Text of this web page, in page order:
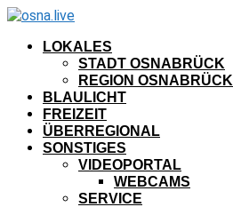
LOKALES
STADT OSNABRÜCK
REGION OSNABRÜCK
BLAULICHT
FREIZEIT
ÜBERREGIONAL
SONSTIGES
VIDEOPORTAL
WEBCAMS
SERVICE